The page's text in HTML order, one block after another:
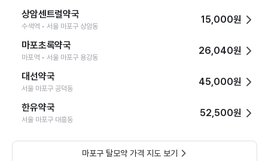
상암센트럴약국
수색역 • 서울 마포구 상암동
15,000원
마포초록약국
마포역 • 서울 마포구 용강동
26,040원
대선약국
서울 마포구 공덕동
45,000원
한유약국
서울 마포구 대흥동
52,500원
마포구 탈모약 가격 지도 보기